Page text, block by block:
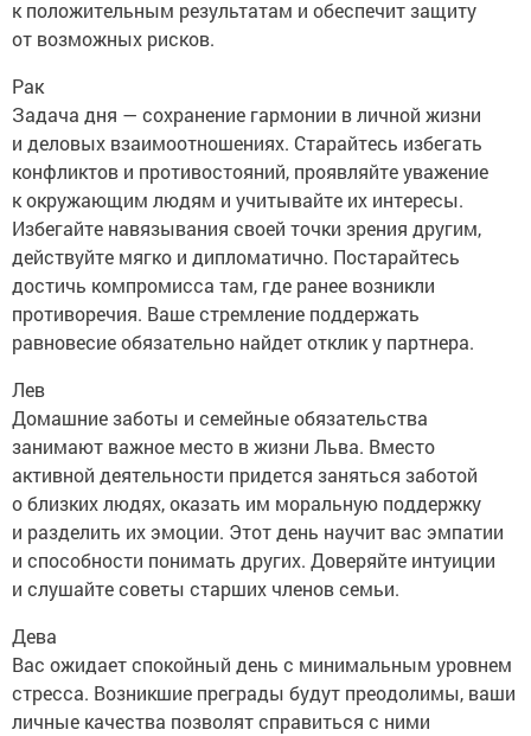
к положительным результатам и обеспечит защиту
от возможных рисков.
Рак
Задача дня — сохранение гармонии в личной жизни
и деловых взаимоотношениях. Старайтесь избегать
конфликтов и противостояний, проявляйте уважение
к окружающим людям и учитывайте их интересы.
Избегайте навязывания своей точки зрения другим,
действуйте мягко и дипломатично. Постарайтесь
достичь компромисса там, где ранее возникли
противоречия. Ваше стремление поддержать
равновесие обязательно найдет отклик у партнера.
Лев
Домашние заботы и семейные обязательства
занимают важное место в жизни Льва. Вместо
активной деятельности придется заняться заботой
о близких людях, оказать им моральную поддержку
и разделить их эмоции. Этот день научит вас эмпатии
и способности понимать других. Доверяйте интуиции
и слушайте советы старших членов семьи.
Дева
Вас ожидает спокойный день с минимальным уровнем
стресса. Возникшие преграды будут преодолимы, ваши
личные качества позволят справиться с ними